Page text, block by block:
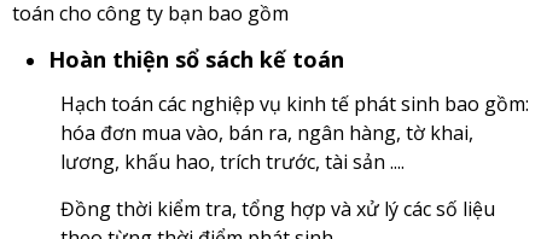
toán cho công ty bạn bao gồm
Hoàn thiện sổ sách kế toán
Hạch toán các nghiệp vụ kinh tế phát sinh bao gồm:
hóa đơn mua vào, bán ra, ngân hàng, tờ khai,
lương, khấu hao, trích trước, tài sản ....
Đồng thời kiểm tra, tổng hợp và xử lý các số liệu